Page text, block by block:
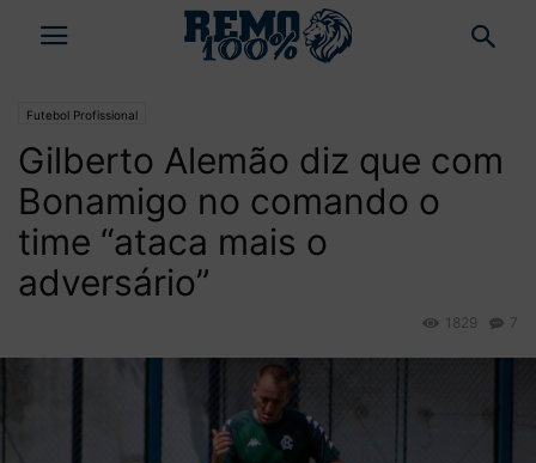
Futebol Profissional
Gilberto Alemão diz que com
Bonamigo no comando o
time “ataca mais o
adversário”
7
1829